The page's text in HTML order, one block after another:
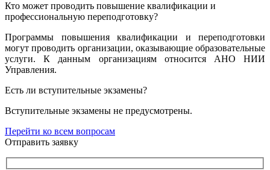
Кто может проводить повышение квалификации и
профессиональную переподготовку?
Программы повышения квалификации и переподготовки
могут проводить организации, оказывающие образовательные
услуги. К данным организациям относится АНО НИИ
Управления.
Есть ли вступительные экзамены?
Вступительные экзамены не предусмотрены.
Перейти ко всем вопросам
Отправить заявку